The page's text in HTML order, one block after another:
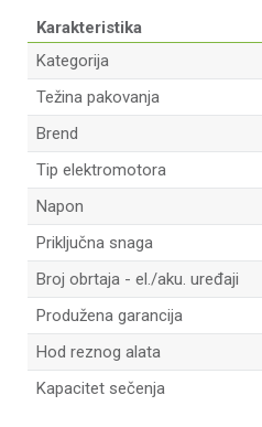
Karakteristika
Kategorija
Težina pakovanja
Brend
Tip elektromotora
Napon
Priključna snaga
Broj obrtaja - el./aku. uređaji
Produžena garancija
Hod reznog alata
Kapacitet sečenja